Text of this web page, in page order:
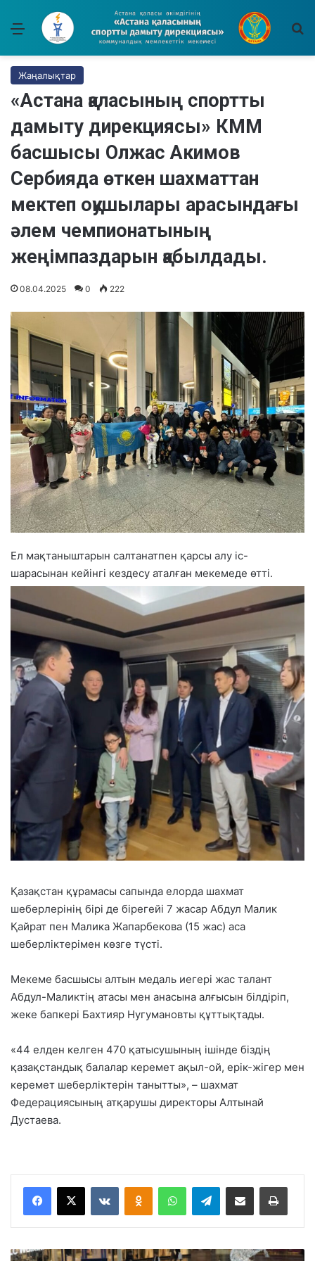
Мәзір
Жаңалықтар
«Астана қаласының спортты
дамыту дирекциясы» КММ
басшысы Олжас Акимов
Сербияда өткен шахматтан
мектеп оқушылары арасындағы
әлем чемпионатының
жеңімпаздарын қабылдады.
08.04.2025 0 222
Ел мақтаныштарын салтанатпен қарсы алу іс-
шарасынан кейінгі кездесу аталған мекемеде өтті.
Қазақстан құрамасы сапында елорда шахмат
шеберлерінің бірі де бірегейі 7 жасар Абдул Малик
Қайрат пен Малика Жапарбекова (15 жас) аса
шеберліктерімен көзге түсті.
Мекеме басшысы алтын медаль иегері жас талант
Абдул-Маликтің атасы мен анасына алғысын білдіріп,
жеке бапкері Бахтияр Нугумановты құттықтады.
«44 елден келген 470 қатысушының ішінде біздің
қазақстандық балалар керемет ақыл-ой, ерік-жігер мен
керемет шеберліктерін танытты», – шахмат
Федерациясының атқарушы директоры Алтынай
Дустаева.
Telegram
А